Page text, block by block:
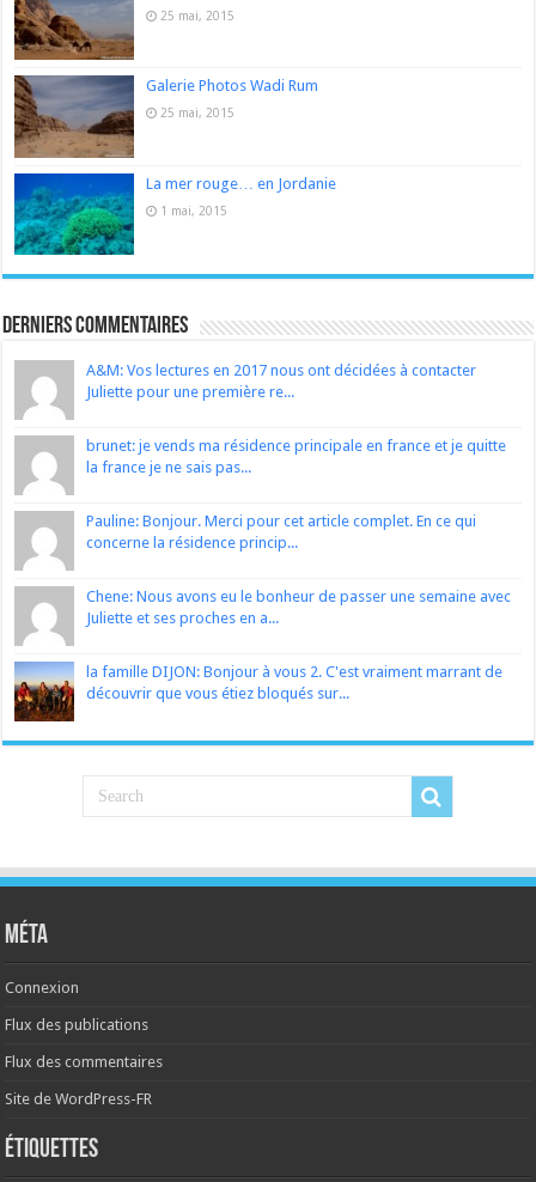
25 mai, 2015
Galerie Photos Wadi Rum
25 mai, 2015
La mer rouge… en Jordanie
1 mai, 2015
Derniers Commentaires
A&M: Vos lectures en 2017 nous ont décidées à contacter
Juliette pour une première re...
brunet: je vends ma résidence principale en france et je quitte
la france je ne sais pas...
Pauline: Bonjour. Merci pour cet article complet. En ce qui
concerne la résidence princip...
Chene: Nous avons eu le bonheur de passer une semaine avec
Juliette et ses proches en a...
la famille DIJON: Bonjour à vous 2. C'est vraiment marrant de
découvrir que vous étiez bloqués sur...
Méta
Connexion
Flux des publications
Flux des commentaires
Site de WordPress-FR
Étiquettes